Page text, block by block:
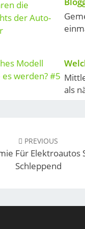
als
PREVIOUS
Für Elektroautos
Schleppend